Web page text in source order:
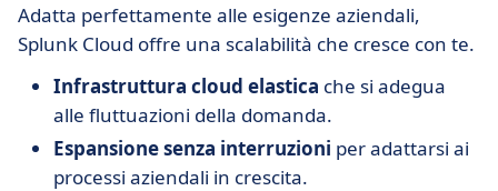
Adatta perfettamente alle esigenze aziendali,
Splunk Cloud offre una scalabilità che cresce con te.
Infrastruttura cloud elastica che si adegua
alle fluttuazioni della domanda.
Espansione senza interruzioni per adattarsi ai
processi aziendali in crescita.